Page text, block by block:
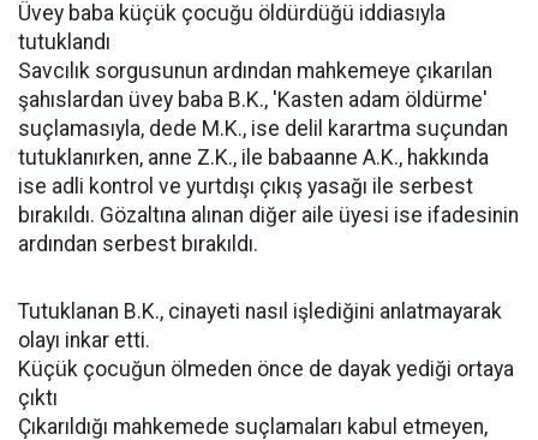
Üvey baba küçük çocuğu öldürdüğü iddiasıyla
tutuklandı
Savcılık sorgusunun ardından mahkemeye çıkarılan
şahıslardan üvey baba B.K., 'Kasten adam öldürme'
suçlamasıyla, dede M.K., ise delil karartma suçundan
tutuklanırken, anne Z.K., ile babaanne A.K., hakkında
ise adli kontrol ve yurtdışı çıkış yasağı ile serbest
bırakıldı. Gözaltına alınan diğer aile üyesi ise ifadesinin
ardından serbest bırakıldı.
Tutuklanan B.K., cinayeti nasıl işlediğini anlatmayarak
olayı inkar etti.
Küçük çocuğun ölmeden önce de dayak yediği ortaya
çıktı
Çıkarıldığı mahkemede suçlamaları kabul etmeyen,